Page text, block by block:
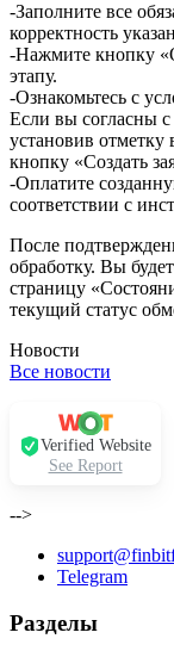
-Заполните все
корректность
-Нажмите кнопку
этапу.
-Ознакомьтесь с
Если вы согласны с
установив
кнопку «Создать
-Оплатите
соответствии с
После
обработку. Вы
страницу
текущий статус
Новости
Все новости
Verified Website
See Report
-->
Telegram
Разделы